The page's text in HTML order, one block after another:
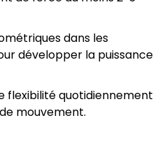
dans les
développer la puissance
flexibilité quotidiennement
mouvement.